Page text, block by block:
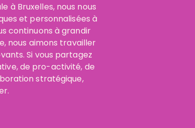
à Bruxelles, nous nous
et personnalisées à
continuons à grandir
nous aimons travailler
Si vous partagez
de pro-activité, de
stratégique,